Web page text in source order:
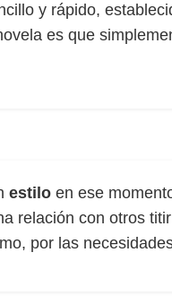
y rápido,
es que
estilo en ese
relación con otros
por las